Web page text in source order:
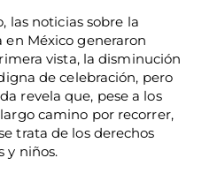
las noticias sobre la
México generaron
vista, la disminución
de celebración, pero
revela que, pese a los
camino por recorrer,
trata de los derechos
y niños.